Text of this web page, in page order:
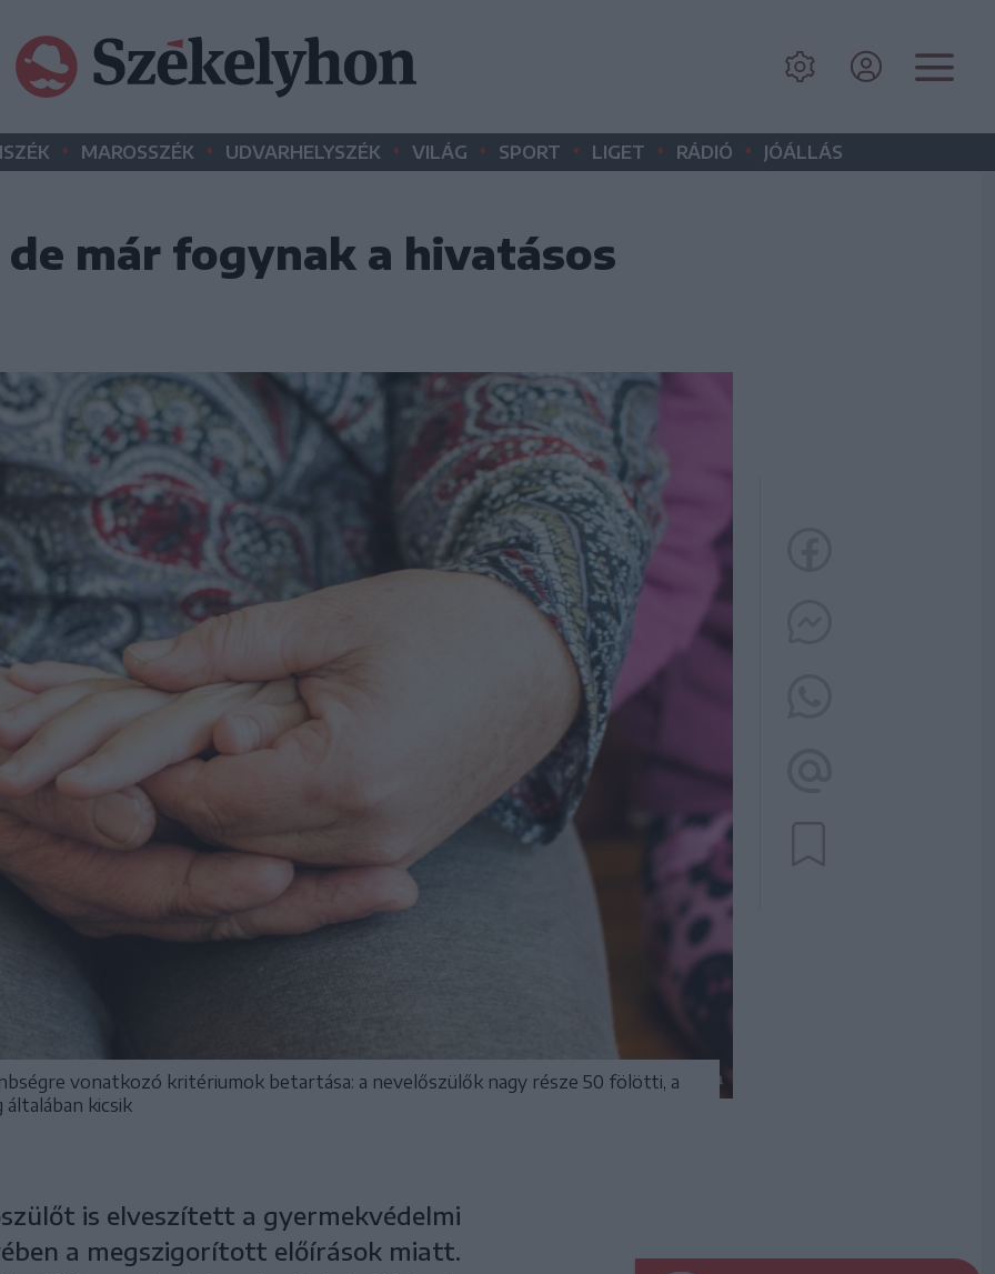
• MAROSSZÉK • UDVARHELYSZÉK • VILÁG • SPORT • LIGET • RÁDIÓ • JÓÁLLÁS
már fogynak a hivatásos
vonatkozó kritériumok betartása: a nevelőszülők nagy része 50 fölötti, a
kicsik
is elveszített a gyermekvédelmi
a megszigorított előírások miatt.